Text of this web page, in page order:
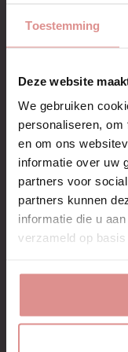
Toestemming
Deze website
We gebruiken
personaliseren,
en om ons
informatie over uw
partners voor
partners kunnen
informatie die u
verzameld op
30 dagen
Snel antwoord
Merk Jobst
Glad en
Gemakkelijk